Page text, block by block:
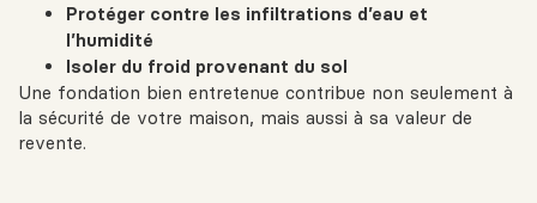
Protéger contre les infiltrations d’eau et
l’humidité
Isoler du froid provenant du sol
Une fondation bien entretenue contribue non seulement à
la sécurité de votre maison, mais aussi à sa valeur de
revente.